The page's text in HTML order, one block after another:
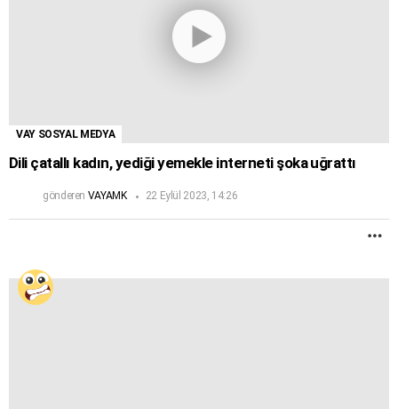
VAY SOSYAL MEDYA
Dili çatallı kadın, yediği yemekle interneti şoka uğrattı
gönderen VAYAMK 22 Eylül 2023, 14:26